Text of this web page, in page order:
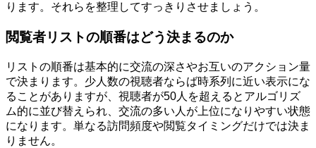
ります。それらを整理してすっきりさせましょう。
閲覧者リストの順番はどう決まるのか
リストの順番は基本的に交流の深さやお互いのアクション量
で決まります。少人数の視聴者ならば時系列に近い表示にな
ることがありますが、視聴者が50人を超えるとアルゴリズ
ム的に並び替えられ、交流の多い人が上位になりやすい状態
になります。単なる訪問頻度や閲覧タイミングだけでは決ま
りません。